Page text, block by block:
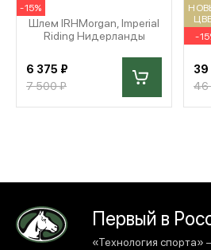
-15%
Шлем IRHMorgan, Imperial
Riding Нидерланды
6 375 ₽
7 500 ₽
-
39
46
Первый в
«Технология спорта»